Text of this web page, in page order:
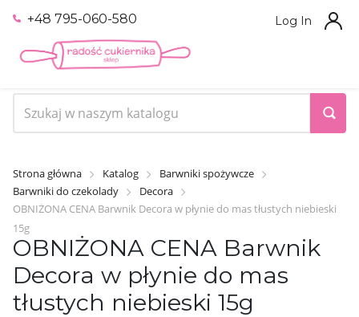
+48 795-060-580 Log In
Strona główna Katalog
Barwniki spożywcze
Barwniki do czekolady
Decora
OBNIŻONA CENA Barwnik Decora w płynie do mas tłustych niebieski
15g
OBNIŻONA CENA Barwnik
Decora w płynie do mas
tłustych niebieski 15g